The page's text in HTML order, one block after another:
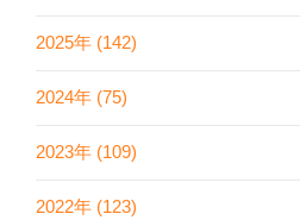
2025年 (142)
2024年 (75)
2023年 (109)
2022年 (123)